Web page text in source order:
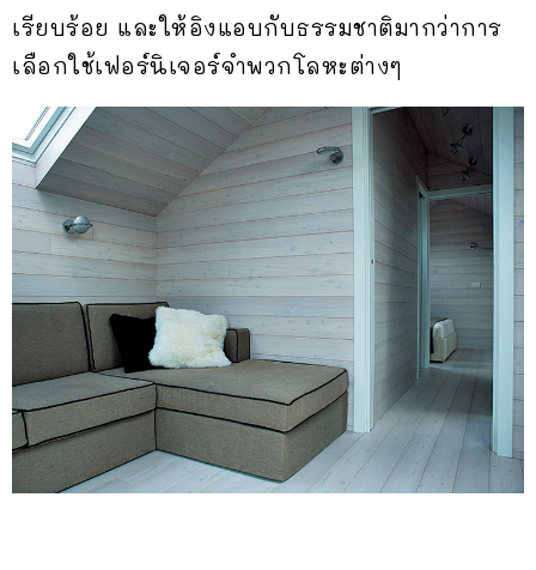
เรียบร้อย และให้อิงแอบกับธรรมชาติมากว่าการ
เลือกใช้เฟอร์นิเจอร์จำพวกโลหะต่างๆ